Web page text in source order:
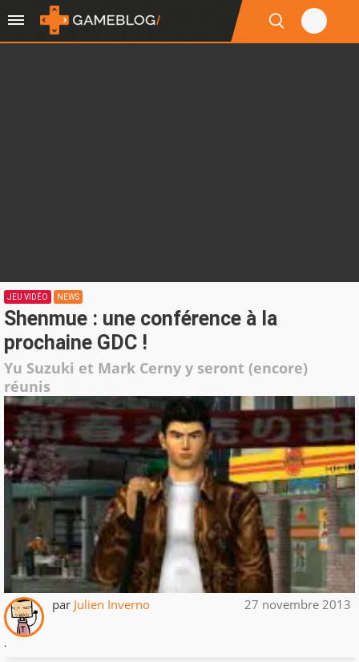
JEU VIDÉO NEWS
Shenmue : une conférence à la
prochaine GDC !
Yu Suzuki et Mark Cerny y seront (encore)
réunis
par Julien Inverno 27 novembre 2013
.